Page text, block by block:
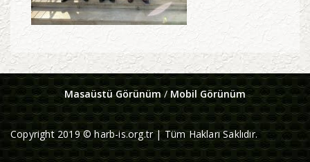
Masaüstü Görünüm/ Mobil Görünüm
Copyright 2019 © harb-is.org.tr | Tüm Hakları Saklıdır.